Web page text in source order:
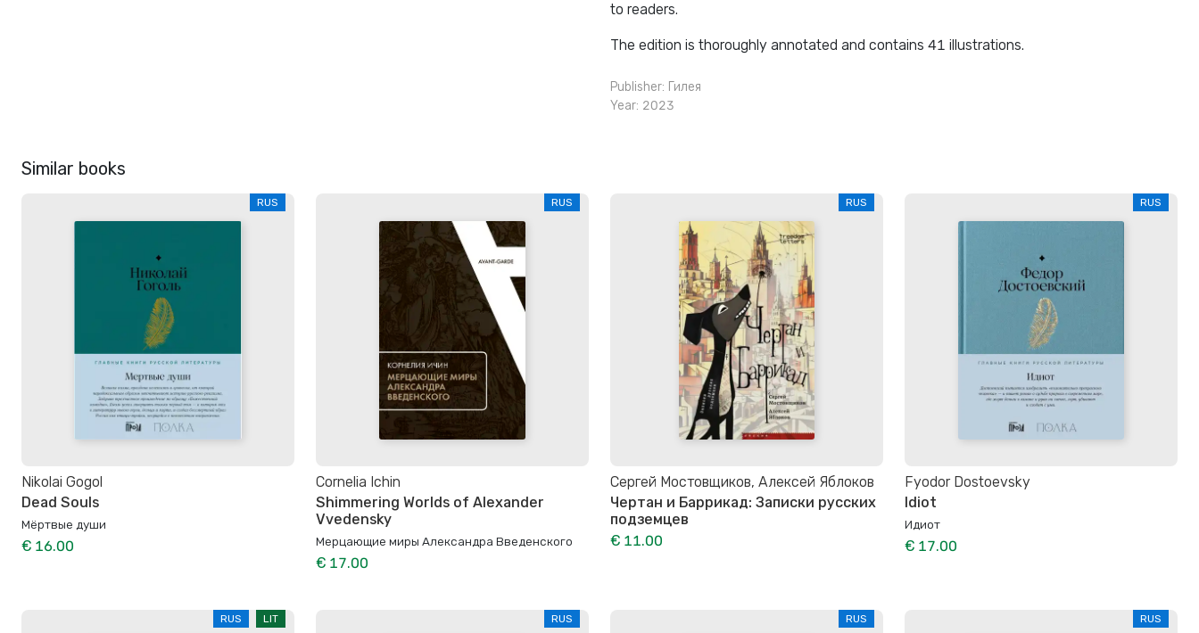
to readers.
The edition is thoroughly annotated and contains 41 illustrations.
Publisher: Гилея
Year: 2023
Similar books
RUS
Nikolai Gogol
Dead Souls
Мёртвые души
€ 16.00
RUS
Cornelia Ichin
Shimmering Worlds of Alexander
Vvedensky
Мерцающие миры Александра Введенского
€ 17.00
RUS
Сергей Мостовщиков, Алексей Яблоков
Чертан и Баррикад: Записки русских
подземцев
€ 11.00
RUS
Fyodor Dostoevsky
Idiot
Идиот
€ 17.00
RUS LIT RUS RUS RUS